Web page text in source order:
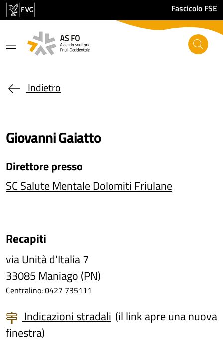
Salta al contenuto principale Fascicolo FSE
Indietro
Giovanni Gaiatto
Direttorepresso
SC Salute Mentale Dolomiti Friulane
Recapiti
via Unità d'Italia 7
33085 Maniago (PN)
Centralino: 0427 735111
Indicazioni stradali (il link apre una nuova
finestra)